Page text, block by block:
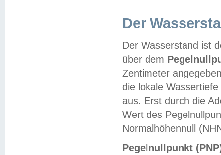
Der
Der Wasserstand ist
über dem
Zentimeter
die lokale
aus. Erst durch die
Wert des
Normalhöhennull
Pegelnullpunkt